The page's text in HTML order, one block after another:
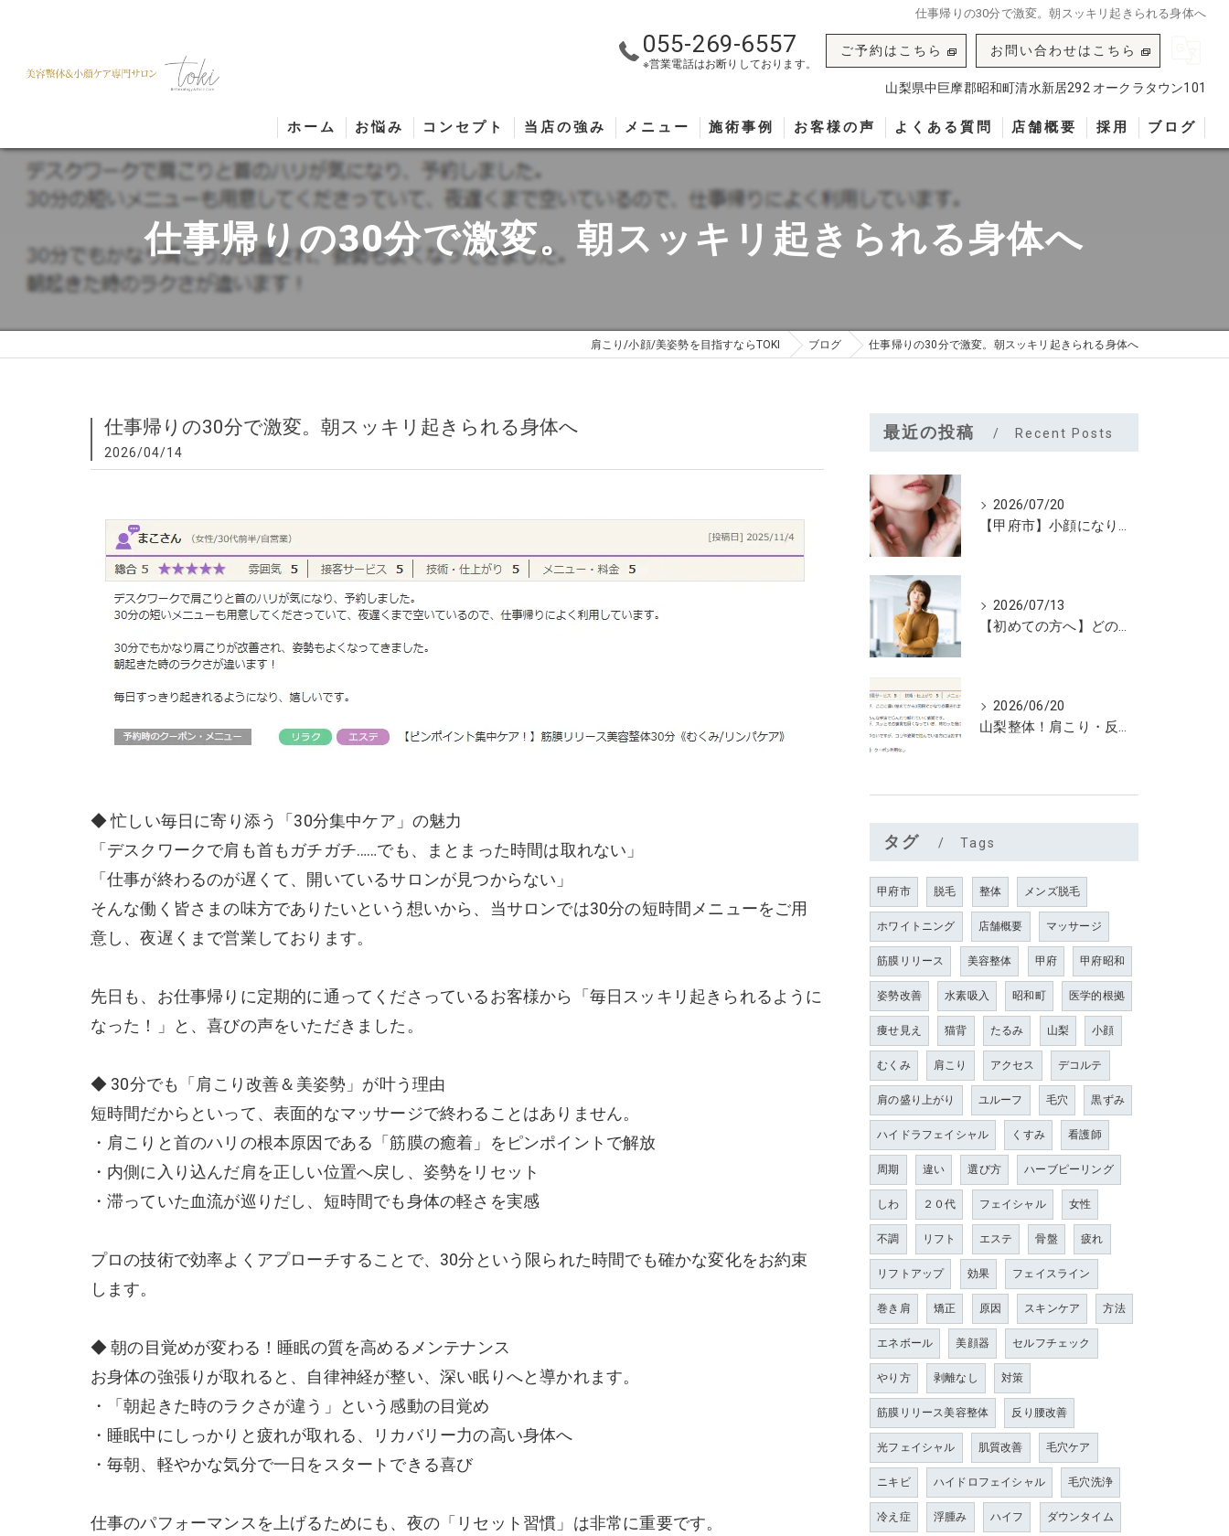
仕事帰りの30分で激変。朝スッキリ起きられる身体へ
055-269-6557
※営業電話はお断りしております。
ご予約はこちら お問い合わせはこちら
山梨県中巨摩郡昭和町清水新居292 オークラタウン101
ホーム お悩み コンセプト 当店の強み メニュー 施術事例 お客様の声 よくある質問 店舗概要 採用 ブログ
仕事帰りの30分で激変。朝スッキリ起きられる身体へ
肩こり/小顔/美姿勢を目指すならTOKI ブログ 仕事帰りの30分で激変。朝スッキリ起きられる身体へ
仕事帰りの30分で激変。朝スッキリ起きられる身体へ
2026/04/14
◆ 忙しい毎日に寄り添う「30分集中ケア」の魅力
「デスクワークで肩も首もガチガチ……でも、まとまった時間は取れない」
「仕事が終わるのが遅くて、開いているサロンが見つからない」
そんな働く皆さまの味方でありたいという想いから、当サロンでは30分の短時間メニューをご用
意し、夜遅くまで営業しております。
先日も、お仕事帰りに定期的に通ってくださっているお客様から「毎日スッキリ起きられるように
なった！」と、喜びの声をいただきました。
◆ 30分でも「肩こり改善＆美姿勢」が叶う理由
短時間だからといって、表面的なマッサージで終わることはありません。
・肩こりと首のハリの根本原因である「筋膜の癒着」をピンポイントで解放
・内側に入り込んだ肩を正しい位置へ戻し、姿勢をリセット
・滞っていた血流が巡りだし、短時間でも身体の軽さを実感
プロの技術で効率よくアプローチすることで、30分という限られた時間でも確かな変化をお約束
します。
◆ 朝の目覚めが変わる！睡眠の質を高めるメンテナンス
お身体の強張りが取れると、自律神経が整い、深い眠りへと導かれます。
・「朝起きた時のラクさが違う」という感動の目覚め
・睡眠中にしっかりと疲れが取れる、リカバリー力の高い身体へ
・毎朝、軽やかな気分で一日をスタートできる喜び
仕事のパフォーマンスを上げるためにも、夜の「リセット習慣」は非常に重要です。
最近の投稿 Recent Posts
2026/07/20
【甲府市】小顔になりたいなら夏こそユルーフがおすすめ！たるみケアは早めが大切
2026/07/13
【初めての方へ】どのメニューを選べばいいのか迷っていませんか？
2026/06/20
山梨整体！肩こり・反り腰が3回で劇的改善…ゴリゴリ揉まない最新筋膜整体
タグ Tags
甲府市 脱毛 整体 メンズ脱毛
ホワイトニング 店舗概要 マッサージ
筋膜リリース 美容整体 甲府 甲府昭和
姿勢改善 水素吸入 昭和町 医学的根拠
痩せ見え 猫背 たるみ 山梨 小顔
むくみ 肩こり アクセス デコルテ
肩の盛り上がり ユルーフ 毛穴 黒ずみ
ハイドラフェイシャル くすみ 看護師
周期 違い 選び方 ハーブピーリング
しわ ２０代 フェイシャル 女性
不調 リフト エステ 骨盤 疲れ
リフトアップ 効果 フェイスライン
巻き肩 矯正 原因 スキンケア 方法
エネボール 美顔器 セルフチェック
やり方 剥離なし 対策
筋膜リリース美容整体 反り腰改善
光フェイシャル 肌質改善 毛穴ケア
ニキビ ハイドロフェイシャル 毛穴洗浄
冷え症 浮腫み ハイフ ダウンタイム